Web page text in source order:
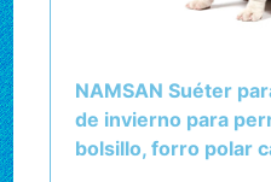
NAMSAN Suéter
de invierno para
bolsillo, forro polar